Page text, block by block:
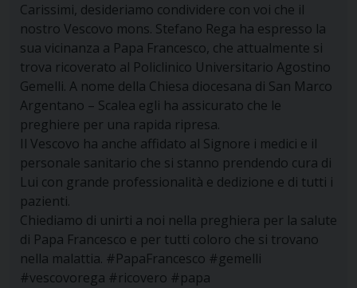
Carissimi, desideriamo condividere con voi che il
nostro Vescovo mons. Stefano Rega ha espresso la
sua vicinanza a Papa Francesco, che attualmente si
trova ricoverato al Policlinico Universitario Agostino
Gemelli. A nome della Chiesa diocesana di San Marco
Argentano – Scalea egli ha assicurato che le
preghiere per una rapida ripresa.
Il Vescovo ha anche affidato al Signore i medici e il
personale sanitario che si stanno prendendo cura di
Lui con grande professionalità e dedizione e di tutti i
pazienti.
Chiediamo di unirti a noi nella preghiera per la salute
di Papa Francesco e per tutti coloro che si trovano
nella malattia. #PapaFrancesco #gemelli
#vescovorega #ricovero #papa